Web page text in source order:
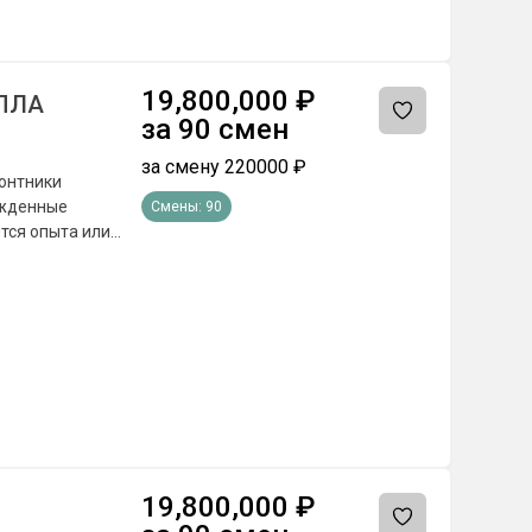
опыта или
беспилотных
19,800,000 ₽
за 90 смен
за смену 220000 ₽
Смены: 90
19,800,000 ₽